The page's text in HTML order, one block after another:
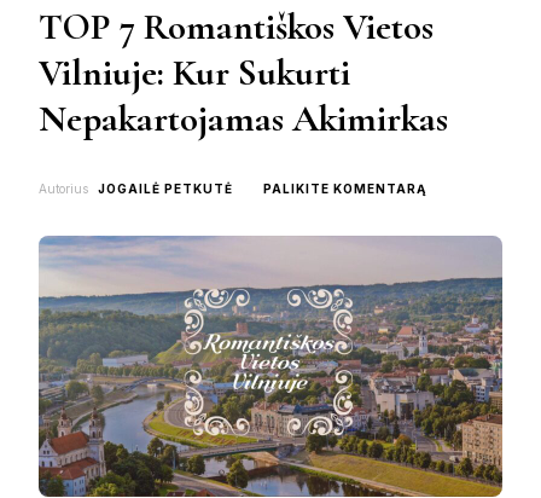
TOP 7 Romantiškos Vietos
Vilniuje: Kur Sukurti
Nepakartojamas Akimirkas
Autorius JOGAILĖ PETKUTĖ PALIKITE KOMENTARĄ
VILNIUJE:
KUR
SUKURTI
AKIMIRKAS